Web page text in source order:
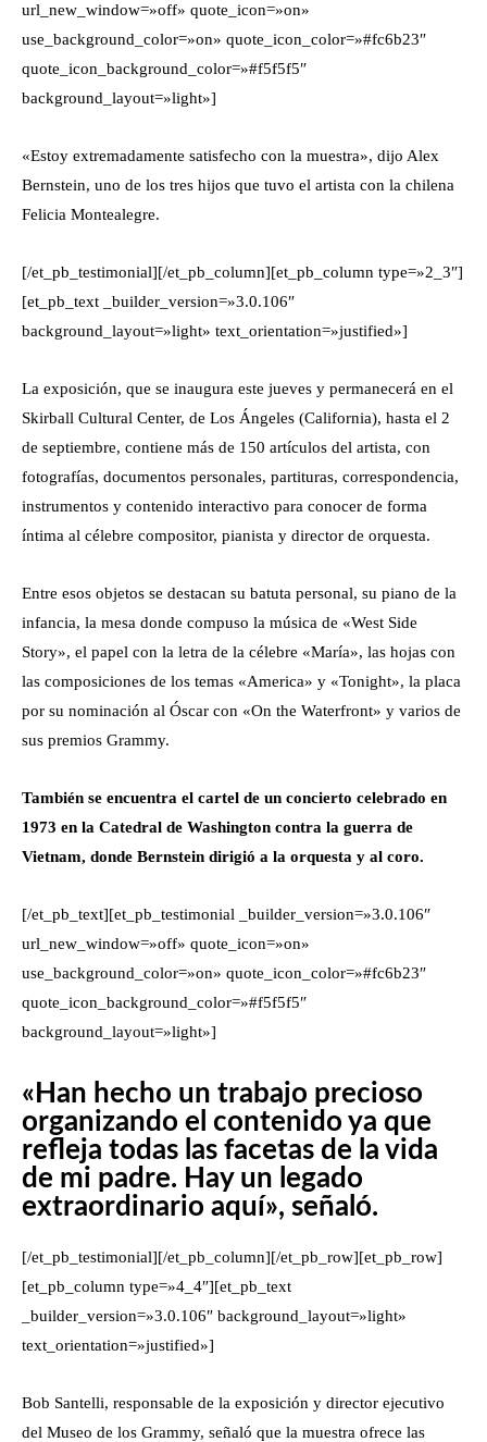
url_new_window=»off» quote_icon=»on»
use_background_color=»on» quote_icon_color=»#fc6b23″
quote_icon_background_color=»#f5f5f5″
background_layout=»light»]
«Estoy extremadamente satisfecho con la muestra», dijo Alex
Bernstein, uno de los tres hijos que tuvo el artista con la chilena
Felicia Montealegre.
[/et_pb_testimonial][/et_pb_column][et_pb_column type=»2_3″]
[et_pb_text _builder_version=»3.0.106″
background_layout=»light» text_orientation=»justified»]
La exposición, que se inaugura este jueves y permanecerá en el
Skirball Cultural Center, de Los Ángeles (California), hasta el 2
de septiembre, contiene más de 150 artículos del artista, con
fotografías, documentos personales, partituras, correspondencia,
instrumentos y contenido interactivo para conocer de forma
íntima al célebre compositor, pianista y director de orquesta.
Entre esos objetos se destacan su batuta personal, su piano de la
infancia, la mesa donde compuso la música de «West Side
Story», el papel con la letra de la célebre «María», las hojas con
las composiciones de los temas «America» y «Tonight», la placa
por su nominación al Óscar con «On the Waterfront» y varios de
sus premios Grammy.
También se encuentra el cartel de un concierto celebrado en
1973 en la Catedral de Washington contra la guerra de
Vietnam, donde Bernstein dirigió a la orquesta y al coro.
[/et_pb_text][et_pb_testimonial _builder_version=»3.0.106″
url_new_window=»off» quote_icon=»on»
use_background_color=»on» quote_icon_color=»#fc6b23″
quote_icon_background_color=»#f5f5f5″
background_layout=»light»]
«Han hecho un trabajo precioso
organizando el contenido ya que
refleja todas las facetas de la vida
de mi padre. Hay un legado
extraordinario aquí», señaló.
[/et_pb_testimonial][/et_pb_column][/et_pb_row][et_pb_row]
[et_pb_column type=»4_4″][et_pb_text
_builder_version=»3.0.106″ background_layout=»light»
text_orientation=»justified»]
Bob Santelli, responsable de la exposición y director ejecutivo
del Museo de los Grammy, señaló que la muestra ofrece las